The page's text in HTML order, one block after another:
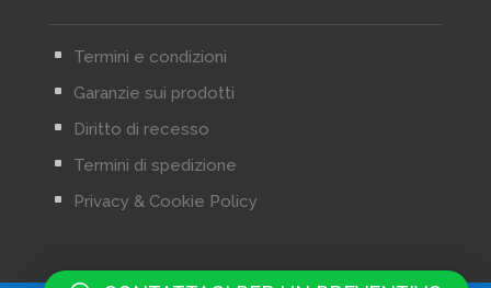
^ Termini e condizioni
^ Garanzie sui prodotti
^ Diritto di recesso
^ Termini di spedizione
^ Privacy & Cookie Policy